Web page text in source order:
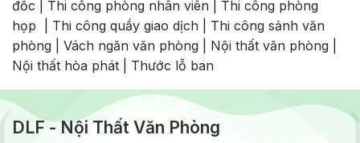
đốc
Thi công phòng nhân viên
Thi công phòng
họp
Thi công quầy giao dịch
Thi công sảnh văn
phòng
Vách ngăn văn phòng Nội thất văn phòng
Nội thất hòa phát
Thước lỗ ban
DLF - Nội Thất Văn Phòng